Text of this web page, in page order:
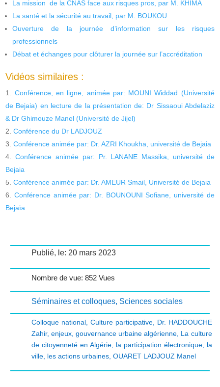
La mission de la CNAS face aux risques pros, par M. KHIMA
La santé et la sécurité au travail, par M. BOUKOU
Ouverture de la journée d’information sur les risques
professionnels
Débat et échanges pour clôturer la journée sur l’accréditation
Vidéos similaires :
Conférence, en ligne, animée par: MOUNI Widdad (Université
de Bejaia) en lecture de la présentation de: Dr Sissaoui Abdelaziz
& Dr Ghimouze Manel (Université de Jijel)
Conférence du Dr LADJOUZ
Conférence animée par: Dr. AZRI Khoukha, université de Bejaia
Conférence animée par: Pr. LANANE Massika, université de
Bejaia
Conférence animée par: Dr. AMEUR Smail, Université de Bejaia
Conférence animée par: Dr. BOUNOUNI Sofiane, université de
Bejaïa
Publié, le: 20 mars 2023
Nombre de vue: 852 Vues
Séminaires et colloques, Sciences sociales
Colloque national, Culture participative, Dr. HADDOUCHE
Zahir, enjeux, gouvernance urbaine algérienne La culture
de citoyenneté en Algérie, la participation électronique, la
ville, les actions urbaines, OUARET LADJOUZ Manel